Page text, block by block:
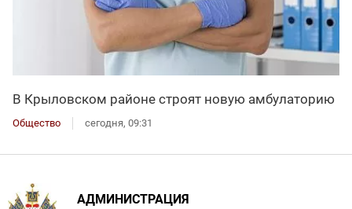
В Крыловском районе строят новую амбулаторию
Общество сегодня, 09:31
АДМИНИСТРАЦИЯ